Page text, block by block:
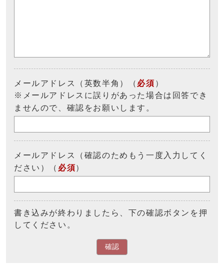
メールアドレス（英数半角）（ 必須 ）
※メールアドレスに誤りがあった場合は回答でき
ませんので、確認をお願いします。
メールアドレス（確認のためもう一度入力してく
ださい）（ 必須）
書き込みが終わりましたら、下の確認ボタンを押
してください。
確認